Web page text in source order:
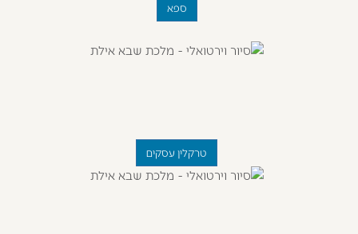
ספא
טרקלין עסקים